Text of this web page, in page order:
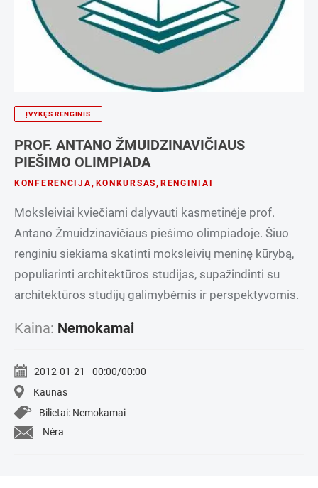
ĮVYKĘS RENGINIS
PROF. ANTANO ŽMUIDZINAVIČIAUS
PIEŠIMO OLIMPIADA
KONFERENCIJA , KONKURSAS , RENGINIAI
Moksleiviai kviečiami dalyvauti kasmetinėje prof.
Antano Žmuidzinavičiaus piešimo olimpiadoje. Šiuo
renginiu siekiama skatinti moksleivių meninę kūrybą,
populiarinti architektūros studijas, supažindinti su
architektūros studijų galimybėmis ir perspektyvomis.
Kaina: Nemokamai
2012-01-21
00:00/00:00
Kaunas
Bilietai: Nemokamai
Nėra